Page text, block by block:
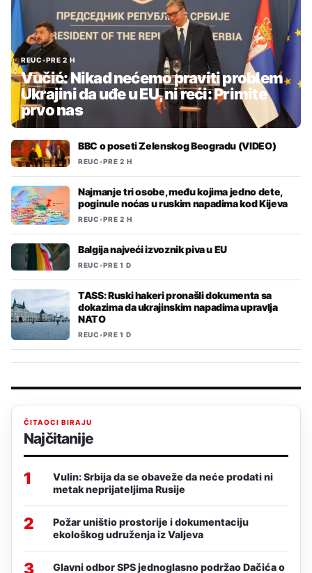
REUC•PRE 2 H
Vučić: Nikad nećemo praviti problem
Ukrajini da uđe u EU, ni reći: Primite
prvo nas
BBC o poseti Zelenskog Beogradu (VIDEO)
REUC•PRE 2 H
Najmanje tri osobe, među kojima jedno dete,
poginule noćas u ruskim napadima kod Kijeva
REUC•PRE 2 H
Balgija najveći izvoznik piva u EU
REUC•PRE 1 D
TASS: Ruski hakeri pronašli dokumenta sa
dokazima da ukrajinskim napadima upravlja
NATO
REUC•PRE 1 D
ČITAOCI BIRAJU
Najčitanije
1
Vulin: Srbija da se obaveže da neće prodati ni
metak neprijateljima Rusije
2
Požar uništio prostorije i dokumentaciju
ekološkog udruženja iz Valjeva
3
Glavni odbor SPS jednoglasno podržao Dačića o